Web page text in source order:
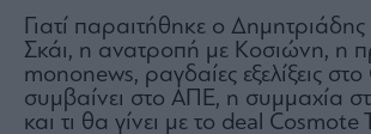
Γιατί παραιτήθηκε ο
Σκάι, η ανατροπή με Κοσιώνη, η
mononews, ραγδαίες εξελίξεις στο
συμβαίνει στο ΑΠΕ, η συμμαχία
και τι θα γίνει με το deal